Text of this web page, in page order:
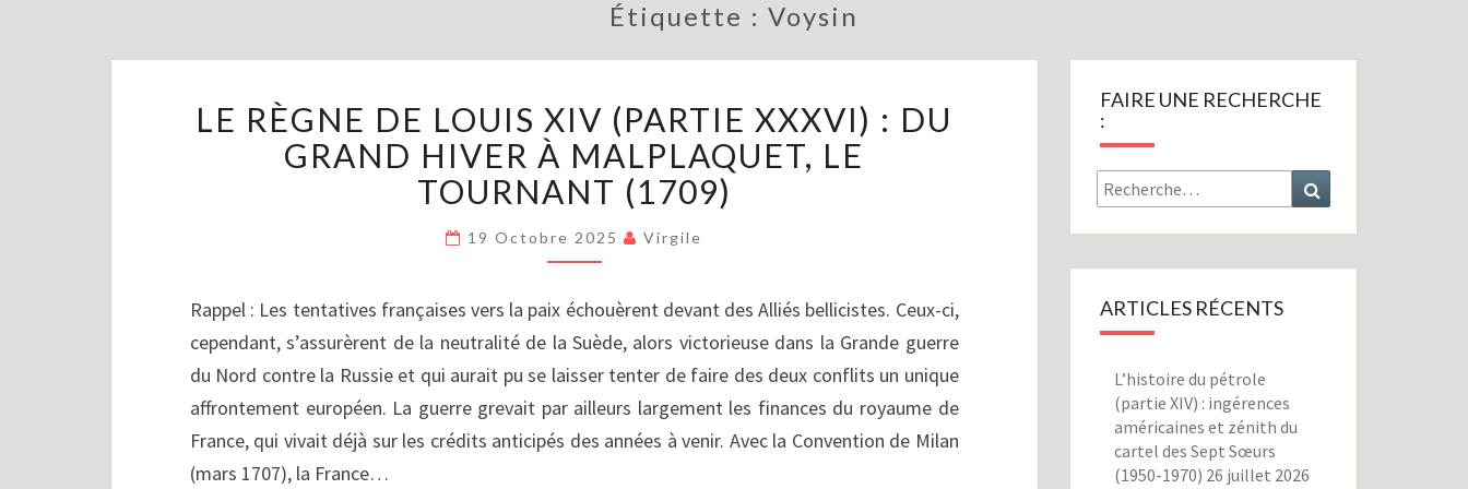
Étiquette : Voysin
RÈGNE
DE
LOUIS
XIV
(PARTIE
XXXVI)
DU
GRAND
HIVER
MALPLAQUET,
LE
LE RÈGNE DE LOUIS XIV (PARTIE XXXVI) : DU
GRAND HIVER À MALPLAQUET, LE
TOURNANT (1709)
19 Octobre 2025 Virgile
Rappel : Les tentatives françaises vers la paix échouèrent devant des Alliés bellicistes. Ceux-ci,
cependant, s’assurèrent de la neutralité de la Suède, alors victorieuse dans la Grande guerre
du Nord contre la Russie et qui aurait pu se laisser tenter de faire des deux conflits un unique
affrontement européen. La guerre grevait par ailleurs largement les finances du royaume de
France, qui vivait déjà sur les crédits anticipés des années à venir. Avec la Convention de Milan
(mars 1707), la France…
FAIRE UNE RECHERCHE
:
Rechercher :
ARTICLES RÉCENTS
L’histoire du pétrole
(partie XIV) : ingérences
américaines et zénith du
cartel des Sept Sœurs
(1950-1970) 26 juillet 2026